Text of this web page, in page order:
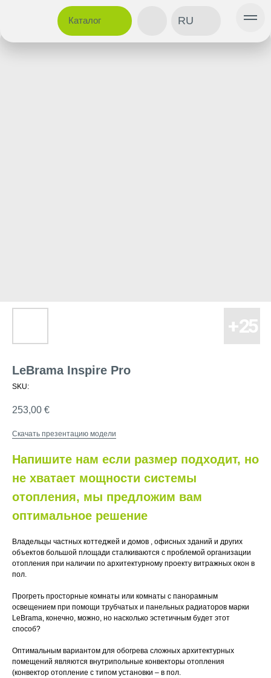
Каталог RU
LeBrama Inspire Pro
SKU:
253,00 €
Скачать презентацию модели
Напишите нам если размер подходит, но
не хватает мощности системы
отопления, мы предложим вам
оптимальное решение
Владельцы частных коттеджей и домов , офисных зданий и других
объектов большой площади сталкиваются с проблемой организации
отопления при наличии по архитектурному проекту витражных окон в
пол.
Прогреть просторные комнаты или комнаты с панорамным
освещением при помощи трубчатых и панельных радиаторов марки
LeBrama, конечно, можно, но насколько эстетичным будет этот
способ?
Оптимальным вариантом для обогрева сложных архитектурных
помещений являются внутрипольные конвекторы отопления
(конвектор отопление с типом установки – в пол.